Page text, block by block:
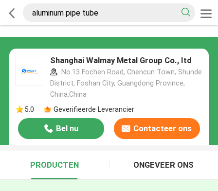
Shanghai Walmay Metal Group Co., Itd
No.13 Fochen Road, Chencun Town, Shunde
District, Foshan City, Guangdong Province,
China,China
5.0
Geverifieerde Leverancier
Bel nu Contacteer ons
PRODUCTEN ONGEVEER ONS